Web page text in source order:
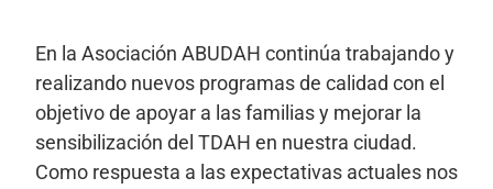
En la Asociación ABUDAH continúa trabajando y
realizando nuevos programas de calidad con el
objetivo de apoyar a las familias y mejorar la
sensibilización del TDAH en nuestra ciudad.
Como respuesta a las expectativas actuales nos